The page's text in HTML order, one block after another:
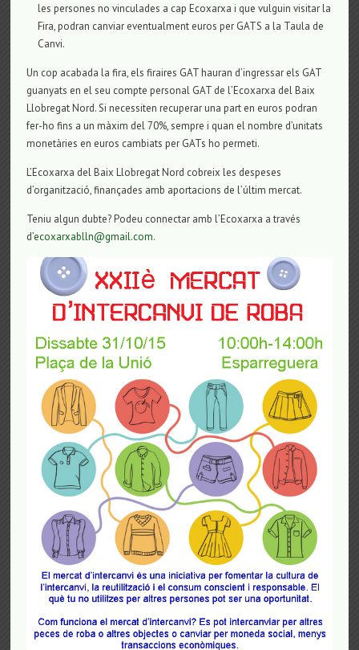
les persones no vinculades a cap Ecoxarxa i que vulguin visitar la
Fira, podran canviar eventualment euros per GATS a la Taula de
Canvi.
Un cop acabada la fira, els firaires GAT hauran d’ingressar els GAT
guanyats en el seu compte personal GAT de l’Ecoxarxa del Baix
Llobregat Nord. Si necessiten recuperar una part en euros podran
fer-ho fins a un màxim del 70%, sempre i quan el nombre d’unitats
monetàries en euros cambiats per GATs ho permeti.
L’Ecoxarxa del Baix Llobregat Nord cobreix les despeses
d’organització, finançades amb aportacions de l’últim mercat.
Teniu algun dubte? Podeu connectar amb l’Ecoxarxa a través
d’ecoxarxablln@gmail.com.